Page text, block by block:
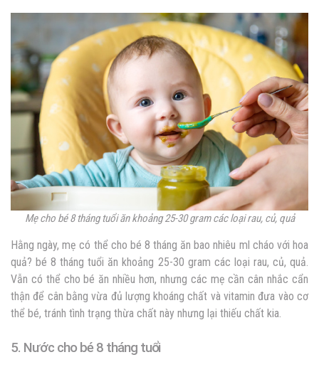
Mẹ cho bé 8 tháng tuổi ăn khoảng 25-30 gram các loại rau, củ, quả
Hằng ngày, mẹ có thể cho bé 8 tháng ăn bao nhiêu ml cháo với hoa
quả? bé 8 tháng tuổi ăn khoảng 25-30 gram các loại rau, củ, quả.
Vẫn có thể cho bé ăn nhiều hơn, nhưng các mẹ cần cân nhắc cẩn
thận để cân bằng vừa đủ lượng khoáng chất và vitamin đưa vào cơ
thể bé, tránh tình trạng thừa chất này nhưng lại thiếu chất kia.
5. Nước cho bé 8 tháng tuổi